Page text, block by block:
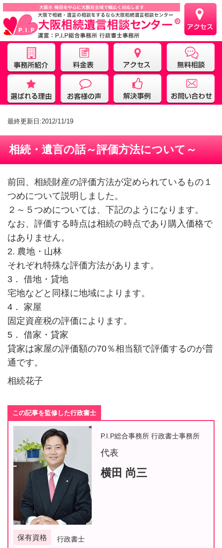
最終更新日:2012/11/19
相続・遺言の話～評価方法について～
前回、相続財産の評価方法が定められているもの１
つめについて説明しました。
２～５つめについては、下記のようになります。
なお、評価する時点は相続の時点であり購入価格で
はありません。
2. 農地・山林
それぞれ特殊な評価方法があります。
3． 借地・貸地
宅地などと同様に地域によります。
4． 家屋
固定資産税の評価によります。
5． 借家・貸家
貸家は家屋の評価額の70％相当額で評価するのが普
通です。
相続花子
この記事を監修した行政書士
P.I.P総合事務所 行政書士事務所
代表
横田 尚三
保有資格 行政書士